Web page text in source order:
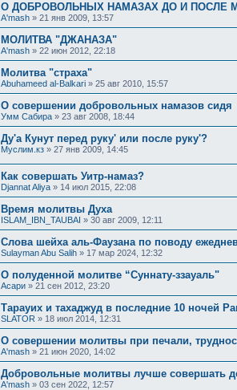
О ДОБРОВОЛЬНЫХ НАМАЗАХ ДО И ПОСЛЕ
A'mash » 21 янв 2009, 13:57
МОЛИТВА "ДЖАНАЗА"
A'mash » 22 июн 2012, 22:18
Молитва "страха"
Abuhameed al-Balkari » 25 авг 2010, 15:57
О совершении добровольных намазов сидя
Умм Сабира » 23 авг 2008, 18:44
Ду'а Кунут перед руку' или после руку'?
Муслим.кз » 27 янв 2009, 14:45
Как совершать Уитр-намаз?
Djannat Aliya » 14 июл 2015, 22:08
Время молитвы Духа
ISLAM_IBN_TAUBAI » 30 авг 2009, 12:11
Слова шейха аль-Фаузана по поводу
Sulayman Abu Salih » 17 мар 2024, 12:32
О полуденной молитве “Суннату-ззауаль"
Асари » 21 сен 2012, 23:20
Тарауих и тахаджуд в последние 10 ночей
SLATOR » 18 июл 2014, 12:31
О совершении молитвы при печали,
A'mash » 21 июн 2020, 14:02
Добровольные молитвы лучше совершать
A'mash » 03 сен 2022, 12:57